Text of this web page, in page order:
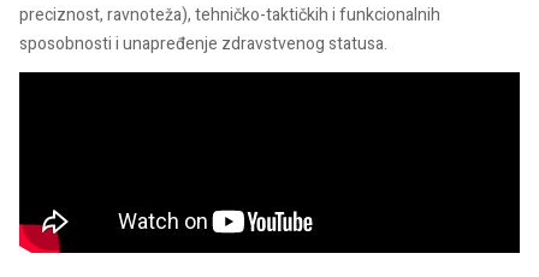
preciznost, ravnoteža), tehničko-taktičkih i funkcionalnih
sposobnosti i unapređenje zdravstvenog statusa.